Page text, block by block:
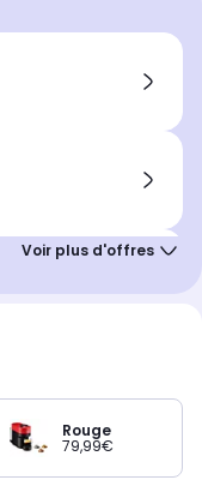
Rouge
79,99€